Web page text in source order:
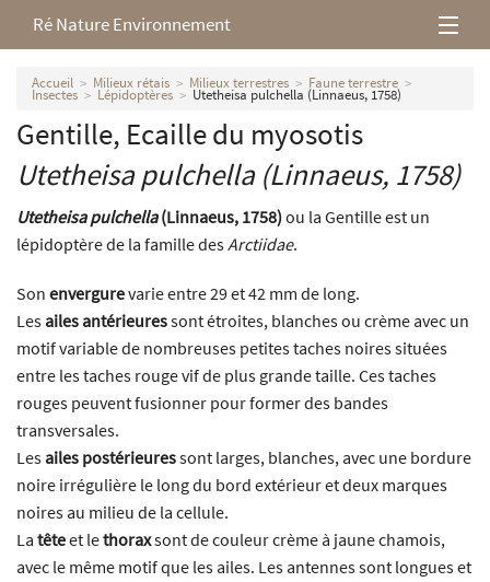
Ré Nature Environnement
L’association
Milieux rétais
Nos parutions
Accueil Milieux rétais Milieux terrestres Faune terrestre
Insectes Lépidoptères Utetheisa pulchella (Linnaeus, 1758)
Gentille, Ecaille du myosotis
Utetheisa pulchella(Linnaeus, 1758)
Utetheisa pulchella(Linnaeus, 1758)ou la Gentille est un
lépidoptère de la famille desArctiidae.
Son envergurevarie entre 29 et 42 mm de long.
Les ailes antérieuressont étroites, blanches ou crème avec un
motif variable de nombreuses petites taches noires situées
entre les taches rouge vif de plus grande taille. Ces taches
rouges peuvent fusionner pour former des bandes
transversales.
Les ailes postérieuressont larges, blanches, avec une bordure
noire irrégulière le long du bord extérieur et deux marques
noires au milieu de la cellule.
La têteet lethoraxsont de couleur crème à jaune chamois,
avec le même motif que les ailes. Les antennes sont longues et